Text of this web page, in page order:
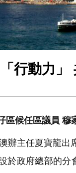
西校園閱讀活動
「行動力
區候任區議員 穆
辦主任夏寶龍出
於政府總部的